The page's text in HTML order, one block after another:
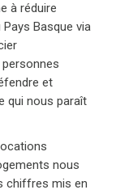
à réduire
Basque via
et
qui nous paraît
nous
chiffres mis en